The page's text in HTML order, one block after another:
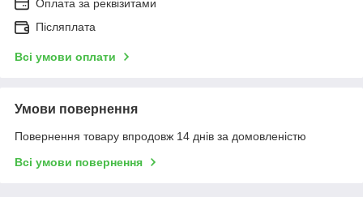
Оплата за реквізитами
Післяплата
Всі умови оплати
Умови повернення
Повернення товару впродовж 14 днів за домовленістю
Всі умови повернення